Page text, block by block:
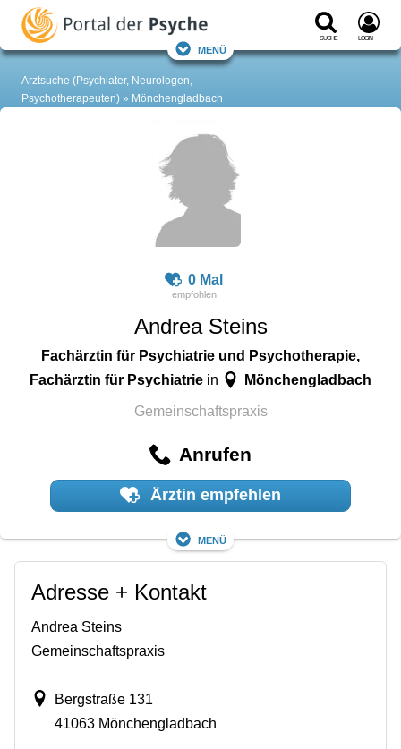
Suche Login
Menü
Arztsuche (Psychiater, Neurologen,
Psychotherapeuten)
Mönchengladbach
0 Mal
Andrea Steins
Fachärztin für Psychiatrie und Psychotherapie,
Fachärztin für Psychiatriein Mönchengladbach
Gemeinschaftspraxis
Anrufen
Ärztin empfehlen
Menü
Adresse + Kontakt
Andrea Steins
Gemeinschaftspraxis
Bergstraße 131
41063 Mönchengladbach